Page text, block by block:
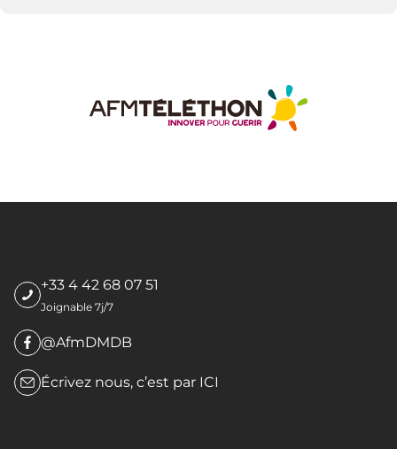
+33 4 42 68 07 51
Joignable 7j/7
@AfmDMDB
Écrivez nous, c’est par ICI